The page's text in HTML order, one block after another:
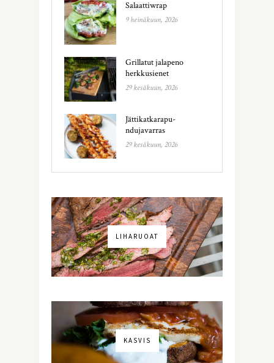
Salaattiwrap
9 heinäkuun, 2026
Grillatut jalapeno
herkkusienet
29 kesäkuun, 2026
Jättikatkarapu-
ndujavarras
29 kesäkuun, 2026
LIHARUOAT
KASVIS